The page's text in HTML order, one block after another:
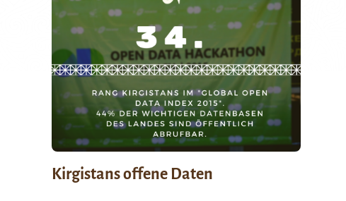
Kirgistans offene Daten